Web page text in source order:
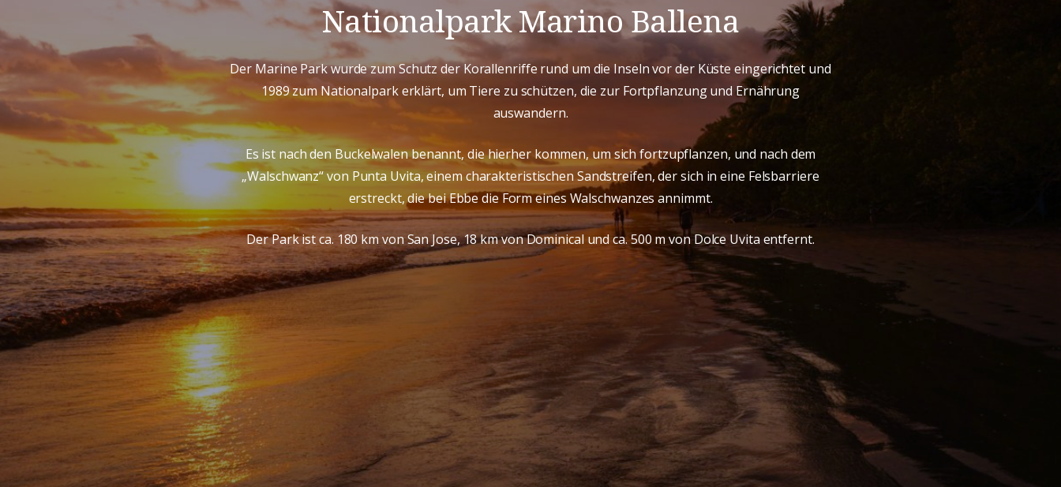
Nationalpark Marino Ballena
Der Marine Park wurde zum Schutz der Korallenriffe rund um die Inseln vor der Küste eingerichtet und
1989 zum Nationalpark erklärt, um Tiere zu schützen, die zur Fortpflanzung und Ernährung
auswandern.
Es ist nach den Buckelwalen benannt, die hierher kommen, um sich fortzupflanzen, und nach dem
„Walschwanz“ von Punta Uvita, einem charakteristischen Sandstreifen, der sich in eine Felsbarriere
erstreckt, die bei Ebbe die Form eines Walschwanzes annimmt.
Der Park ist ca. 180 km von San Jose, 18 km von Dominical und ca. 500 m von Dolce Uvita entfernt.